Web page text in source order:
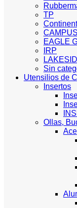
TP
CAMPUS
EAGLE
IRP
Sin
Utensilios de
Insertos
Ollas,